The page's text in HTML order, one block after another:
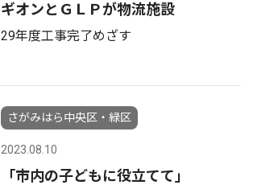
ギオンとＧＬＰが物流施設
29年度工事完了めざす
さがみはら中央区・緑区
2023.08.10
「市内の子どもに役立てて」